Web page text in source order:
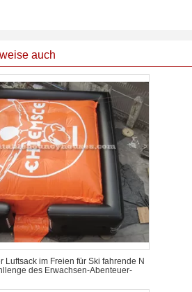
auch
Luftsack im Freien für Ski fahrende N
des Erwachsen-Abenteuer-